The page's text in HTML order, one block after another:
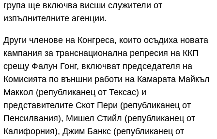
група ще включва висши служители от
изпълнителните агенции.
Други членове на Конгреса, които осъдиха новата
кампания за транснационална репресия на ККП
срещу Фалун Гонг, включват председателя на
Комисията по външни работи на Камарата Майкъл
Маккол (републиканец от Тексас) и
представителите Скот Пери (републиканец от
Пенсилвания), Мишел Стийл (републиканец от
Калифорния), Джим Банкс (републиканец от